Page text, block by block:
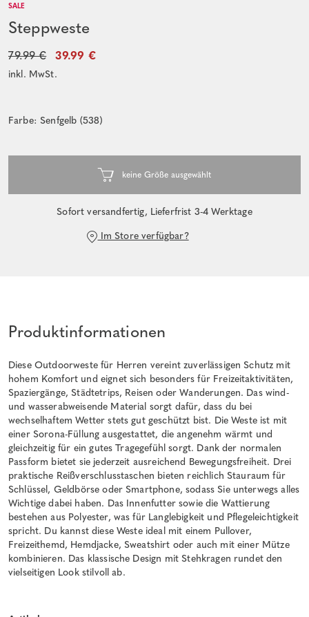
SALE
Steppweste
79.99 € 39.99 €
inkl. MwSt.
Farbe: Senfgelb (538)
Sofort versandfertig, Lieferfrist 3-4 Werktage
Im Store verfügbar?
Produktinformationen
Diese Outdoorweste für Herren vereint zuverlässigen Schutz mit
hohem Komfort und eignet sich besonders für Freizeitaktivitäten,
Spaziergänge, Städtetrips, Reisen oder Wanderungen. Das wind-
und wasserabweisende Material sorgt dafür, dass du bei
wechselhaftem Wetter stets gut geschützt bist. Die Weste ist mit
einer Sorona-Füllung ausgestattet, die angenehm wärmt und
gleichzeitig für ein gutes Tragegefühl sorgt. Dank der normalen
Passform bietet sie jederzeit ausreichend Bewegungsfreiheit. Drei
praktische Reißverschlusstaschen bieten reichlich Stauraum für
Schlüssel, Geldbörse oder Smartphone, sodass Sie unterwegs alles
Wichtige dabei haben. Das Innenfutter sowie die Wattierung
bestehen aus Polyester, was für Langlebigkeit und Pflegeleichtigkeit
spricht. Du kannst diese Weste ideal mit einem Pullover,
Freizeithemd, Hemdjacke, Sweatshirt oder auch mit einer Mütze
kombinieren. Das klassische Design mit Stehkragen rundet den
vielseitigen Look stilvoll ab.